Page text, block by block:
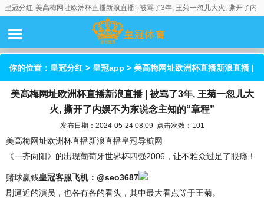
皇冠分红-美高梅网址欧洲杯直播新浪直播 | 被骂了3年, 王菊一忽儿大火, 撕开了内
你的位置： 皇冠分红 > 皇冠app > 美高梅网址欧洲杯直播新浪直播 |
被骂了3年, 王菊一忽儿大火, 撕开了内娱不为东说念主知的“章程”
美高梅网址欧洲杯直播新浪直播 | 被骂了3年, 王菊一忽儿大
火, 撕开了内娱不为东说念主知的“章程”
发布日期：2024-05-24 08:09 点击次数：101
美高梅网址欧洲杯直播新浪直播皇冠导航网
《一齐向阳》的出现葡萄牙世界杯四强2006，让不雅众过足了眼瘾！
赌球赢钱皇冠客服飞机：@seo3687
剧逼近的演员，也各有各的看头，其中最大看点等于王菊。